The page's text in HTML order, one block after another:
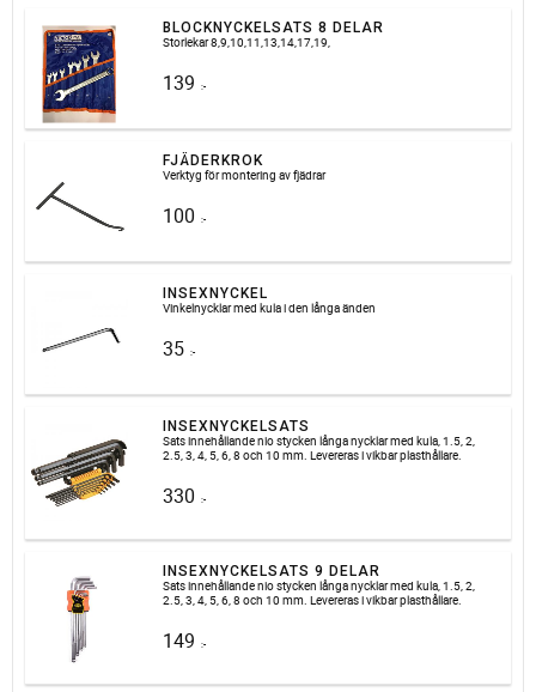
BLOCKNYCKELSATS 8 DELAR
Storlekar 8,9,10,11,13,14,17,19,
139 :-
FJÄDERKROK
Verktyg för montering av fjädrar
100 :-
INSEXNYCKEL
Vinkelnycklar med kula i den långa änden
35 :-
INSEXNYCKELSATS
Sats innehållande nio stycken långa nycklar med kula, 1.5, 2,
2.5, 3, 4, 5, 6, 8 och 10 mm. Levereras i vikbar plasthållare.
330 :-
INSEXNYCKELSATS 9 DELAR
Sats innehållande nio stycken långa nycklar med kula, 1.5, 2,
2.5, 3, 4, 5, 6, 8 och 10 mm. Levereras i vikbar plasthållare.
149 :-